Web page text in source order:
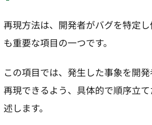
再現方法は、開発者がバグを特定
も重要な項目の一つです。
この項目では、発生した事象を開
再現できるよう、具体的で順序立
述します。